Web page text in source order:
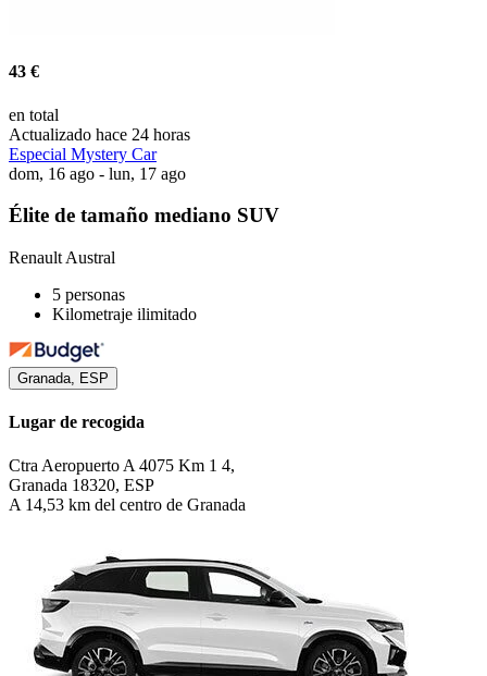
43 €
en total
Actualizado hace 24 horas
Especial Mystery Car
dom, 16 ago - lun, 17 ago
Élite de tamaño mediano SUV
Renault Austral
5 personas
Kilometraje ilimitado
Granada, ESP
Lugar de recogida
Ctra Aeropuerto A 4075 Km 1 4,
Granada 18320, ESP
A 14,53 km del centro de Granada